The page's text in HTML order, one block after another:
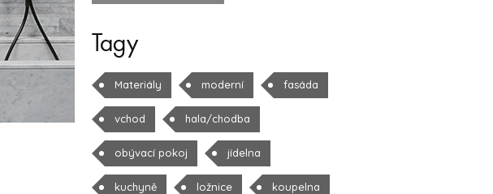
Tagy
Materiály moderní fasáda
vchod hala/chodba
obývací pokoj jídelna
kuchyně ložnice koupelna